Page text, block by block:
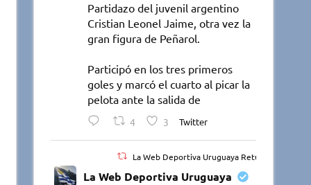
Partidazo del juvenil argentino
Cristian Leonel Jaime, otra vez la
gran figura de Peñarol.
Participó en los tres primeros
goles y marcó el cuarto al picar la
pelota ante la salida de
4 3 Twitter
La Web Deportiva Uruguaya Retuiteado
La Web Deportiva Uruguaya